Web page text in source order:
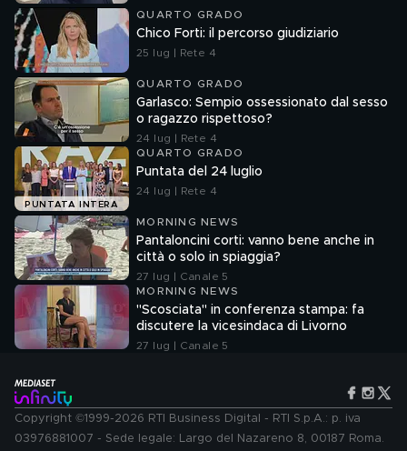
QUARTO GRADO
Chico Forti: il percorso giudiziario
25 lug | Rete 4
QUARTO GRADO
Garlasco: Sempio ossessionato dal sesso
o ragazzo rispettoso?
24 lug | Rete 4
PUNTATA INTERA
QUARTO GRADO
Puntata del 24 luglio
24 lug | Rete 4
MORNING NEWS
Pantaloncini corti: vanno bene anche in
città o solo in spiaggia?
27 lug | Canale 5
MORNING NEWS
"Scosciata" in conferenza stampa: fa
discutere la vicesindaca di Livorno
27 lug | Canale 5
Copyright ©1999-2026 RTI Business Digital - RTI S.p.A.: p. iva
03976881007 - Sede legale: Largo del Nazareno 8, 00187 Roma.